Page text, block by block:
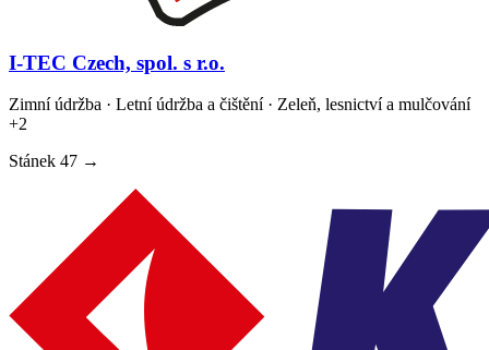
I-TEC Czech, spol. s r.o.
Zimní údržba · Letní údržba a čištění · Zeleň, lesnictví a mulčování
+2
Stánek 47 →